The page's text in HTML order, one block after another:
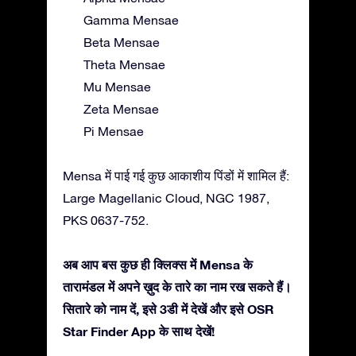
Gamma Mensae
Beta Mensae
Theta Mensae
Mu Mensae
Zeta Mensae
Pi Mensae
Mensa में पाई गई कुछ आकाशीय पिंडों में शामिल हैं:
Large Magellanic Cloud, NGC 1987,
PKS 0637-752.
अब आप बस कुछ ही क्लिक्स में Mensa के
तारामंडल में अपने ख़ुद के तारे का नाम रख सकते हैं।
सितारे को नाम दें, इसे 3डी में देखें और इसे OSR
Star Finder App के साथ देखें!